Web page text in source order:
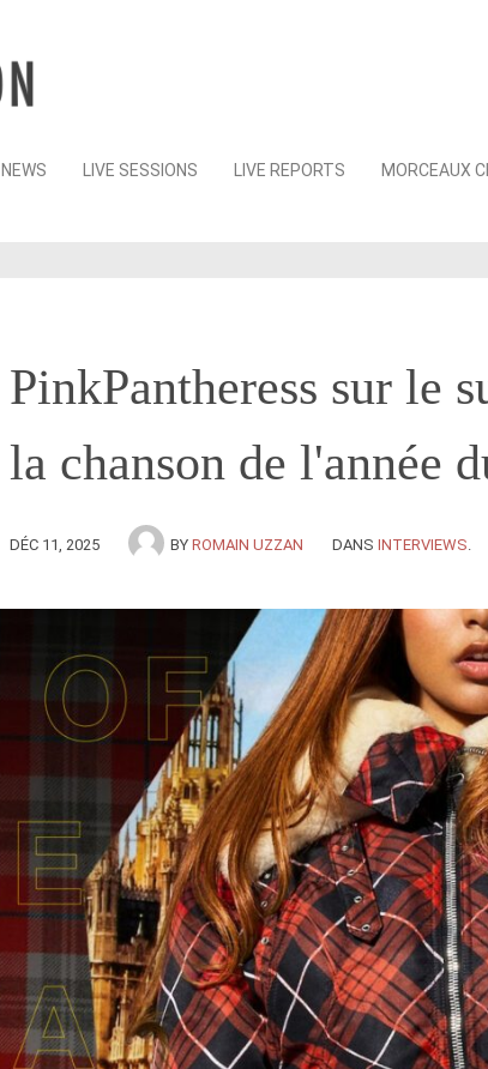
Skip
NEWS LIVE SESSIONS LIVE REPORTS MORCEAUX
PinkPantheress sur le
la chanson de l'année
DÉC 11, 2025 BY ROMAIN UZZAN DANS INTERVIEWS